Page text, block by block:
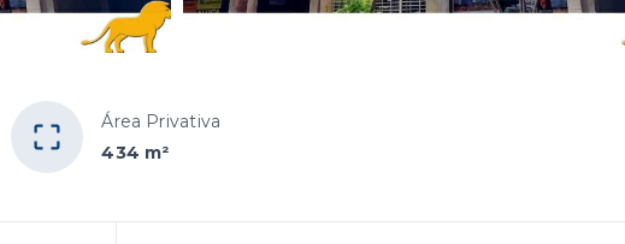
Área Privativa
434 m²